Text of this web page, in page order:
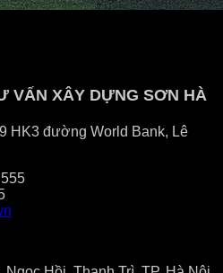
VẤN XÂY DỰNG SƠN HÀ
HK3 đường World Bank, Lê